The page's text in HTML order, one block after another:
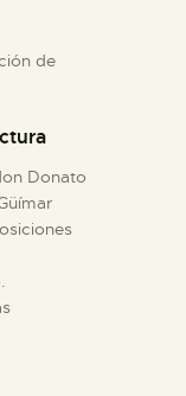
de
Donato